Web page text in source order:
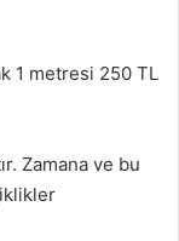
1 metresi 250 TL
Zamana ve bu